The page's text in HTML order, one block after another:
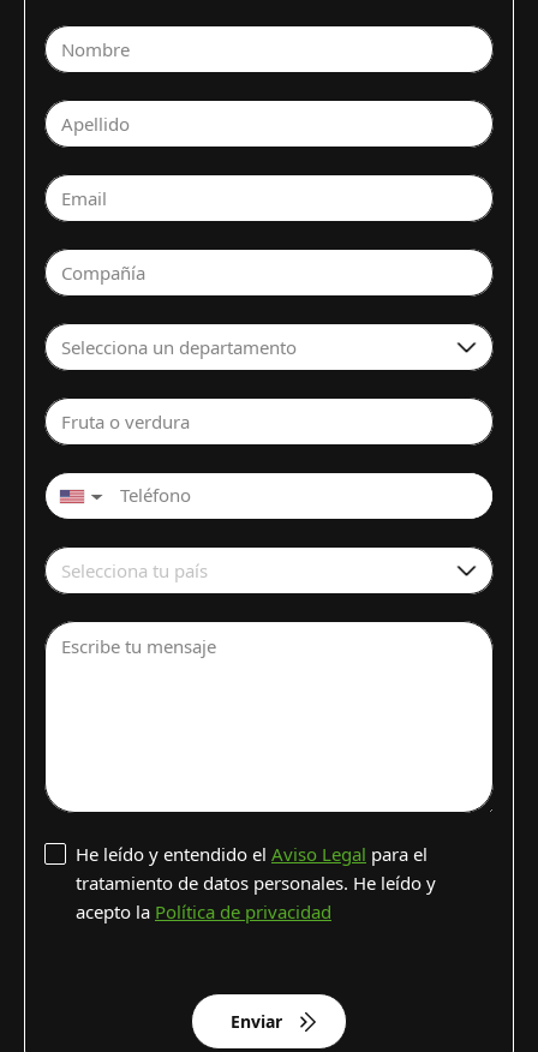
Nombre
Apellido
Email
Compañía
Selecciona un departamento
Fruta o verdura
▼
Selecciona tu país
Escribe tu mensaje
He leído y entendido el Aviso Legal para el
tratamiento de datos personales. He leído y
acepto la Política de privacidad
Enviar